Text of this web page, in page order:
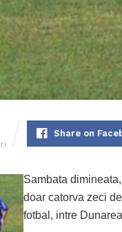
Share on
Sambata
doar catorva zeci
fotbal, intre